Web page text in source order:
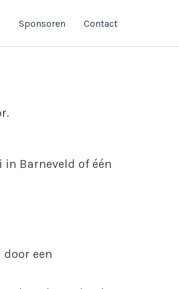
Sponsoren Contact
Barneveld of één
een